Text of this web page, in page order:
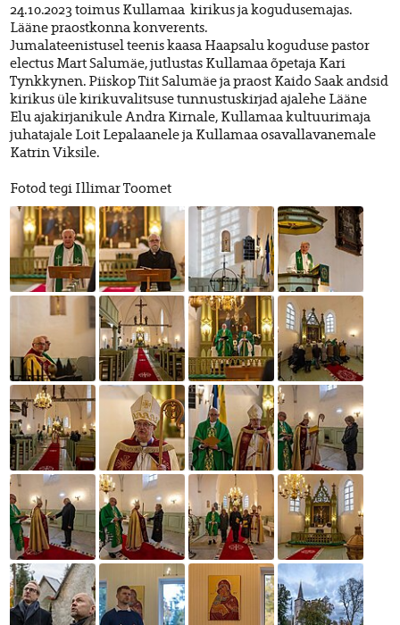
24.10.2023 toimus Kullamaa kirikus ja kogudusemajas.
Lääne praostkonna konverents.
Jumalateenistusel teenis kaasa Haapsalu koguduse pastor
electus Mart Salumäe, jutlustas Kullamaa õpetaja Kari
Tynkkynen. Piiskop Tiit Salumäe ja praost Kaido Saak andsid
kirikus üle kirikuvalitsuse tunnustuskirjad ajalehe Lääne
Elu ajakirjanikule Andra Kirnale, Kullamaa kultuurimaja
juhatajale Loit Lepalaanele ja Kullamaa osavallavanemale
Katrin Viksile.
Fotod tegi Illimar Toomet